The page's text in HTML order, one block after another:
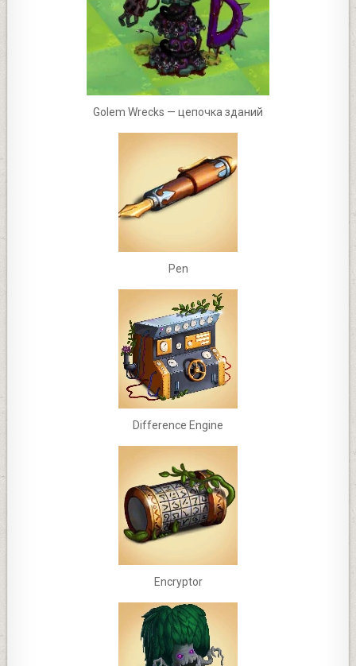
Golem Wrecks — цепочка зданий
Pen
Difference Engine
Encryptor